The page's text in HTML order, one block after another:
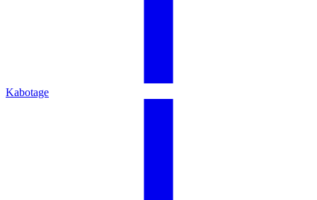
Kabotage